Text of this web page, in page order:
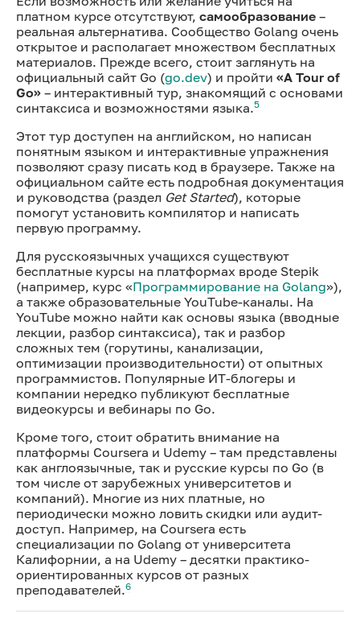
платном курсе отсутствуют, самообразование –
реальная альтернатива. Сообщество Golang очень
открытое и располагает множеством бесплатных
материалов. Прежде всего, стоит заглянуть на
официальный сайт Go (go.dev) и пройти «A Tour of
Go» – интерактивный тур, знакомящий с основами
синтаксиса и возможностями языка.5
Этот тур доступен на английском, но написан
понятным языком и интерактивные упражнения
позволяют сразу писать код в браузере. Также на
официальном сайте есть подробная документация
и руководства (раздел Get Started), которые
помогут установить компилятор и написать
первую программу.
Для русскоязычных учащихся существуют
бесплатные курсы на платформах вроде Stepik
(например, курс «Программирование на Golang»),
а также образовательные YouTube-каналы. На
YouTube можно найти как основы языка (вводные
лекции, разбор синтаксиса), так и разбор
сложных тем (горутины, канализации,
оптимизации производительности) от опытных
программистов. Популярные ИТ-блогеры и
компании нередко публикуют бесплатные
видеокурсы и вебинары по Go.
Кроме того, стоит обратить внимание на
платформы Coursera и Udemy – там представлены
как англоязычные, так и русские курсы по Go (в
том числе от зарубежных университетов и
компаний). Многие из них платные, но
периодически можно ловить скидки или аудит-
доступ. Например, на Coursera есть
специализации по Golang от университета
Калифорнии, а на Udemy – десятки практико-
ориентированных курсов от разных
преподавателей.6